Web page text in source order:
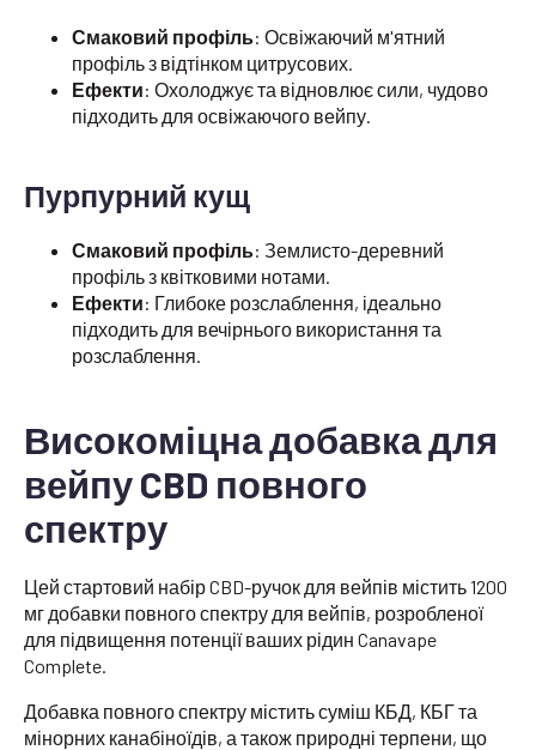
Смаковий профіль: Освіжаючий м'ятний
профіль з відтінком цитрусових.
Ефекти: Охолоджує та відновлює сили, чудово
підходить для освіжаючого вейпу.
Пурпурний кущ
Смаковий профіль: Землисто-деревний
профіль з квітковими нотами.
Ефекти: Глибоке розслаблення, ідеально
підходить для вечірнього використання та
розслаблення.
Високоміцна добавка для
вейпу CBD повного
спектру
Цей стартовий набір CBD-ручок для вейпів містить 1200
мг добавки повного спектру для вейпів, розробленої
для підвищення потенції ваших рідин Canavape
Complete.
Добавка повного спектру містить суміш КБД, КБГ та
мінорних канабіноїдів, а також природні терпени, що